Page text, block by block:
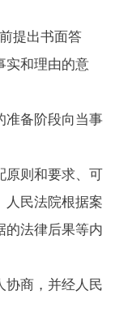
提出书面答
实和理由的意
备阶段向当事
原则和要求、可
人民法院根据案
的法律后果等内
商，并经人民